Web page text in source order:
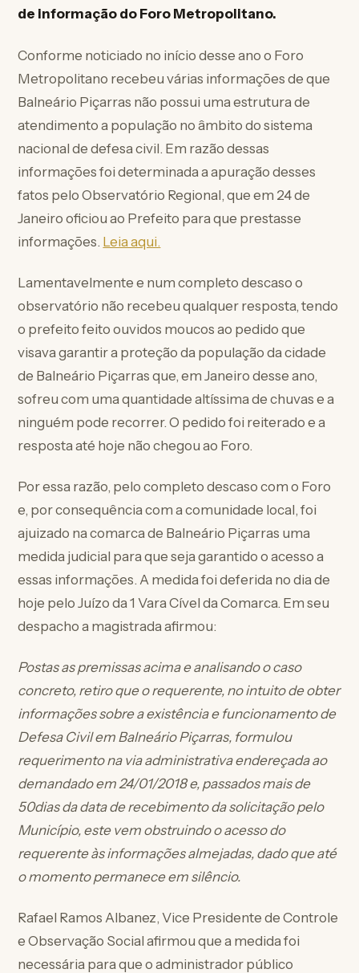
de informação do Foro Metropolitano.
Conforme noticiado no início desse ano o Foro
Metropolitano recebeu várias informações de que
Balneário Piçarras não possui uma estrutura de
atendimento a população no âmbito do sistema
nacional de defesa civil. Em razão dessas
informações foi determinada a apuração desses
fatos pelo Observatório Regional, que em 24 de
Janeiro oficiou ao Prefeito para que prestasse
informações. Leia aqui.
Lamentavelmente e num completo descaso o
observatório não recebeu qualquer resposta, tendo
o prefeito feito ouvidos moucos ao pedido que
visava garantir a proteção da população da cidade
de Balneário Piçarras que, em Janeiro desse ano,
sofreu com uma quantidade altíssima de chuvas e a
ninguém pode recorrer. O pedido foi reiterado e a
resposta até hoje não chegou ao Foro.
Por essa razão, pelo completo descaso com o Foro
e, por consequência com a comunidade local, foi
ajuizado na comarca de Balneário Piçarras uma
medida judicial para que seja garantido o acesso a
essas informações. A medida foi deferida no dia de
hoje pelo Juízo da 1 Vara Cível da Comarca. Em seu
despacho a magistrada afirmou:
Postas as premissas acima e analisando o caso
concreto, retiro que o requerente, no intuito de obter
informações sobre a existência e funcionamento de
Defesa Civil em Balneário Piçarras, formulou
requerimento na via administrativa endereçada ao
demandado em 24/01/2018 e, passados mais de
50dias da data de recebimento da solicitação pelo
Município, este vem obstruindo o acesso do
requerente às informações almejadas, dado que até
o momento permanece em silêncio.
Rafael Ramos Albanez, Vice Presidente de Controle
e Observação Social afirmou que a medida foi
necessária para que o administrador público